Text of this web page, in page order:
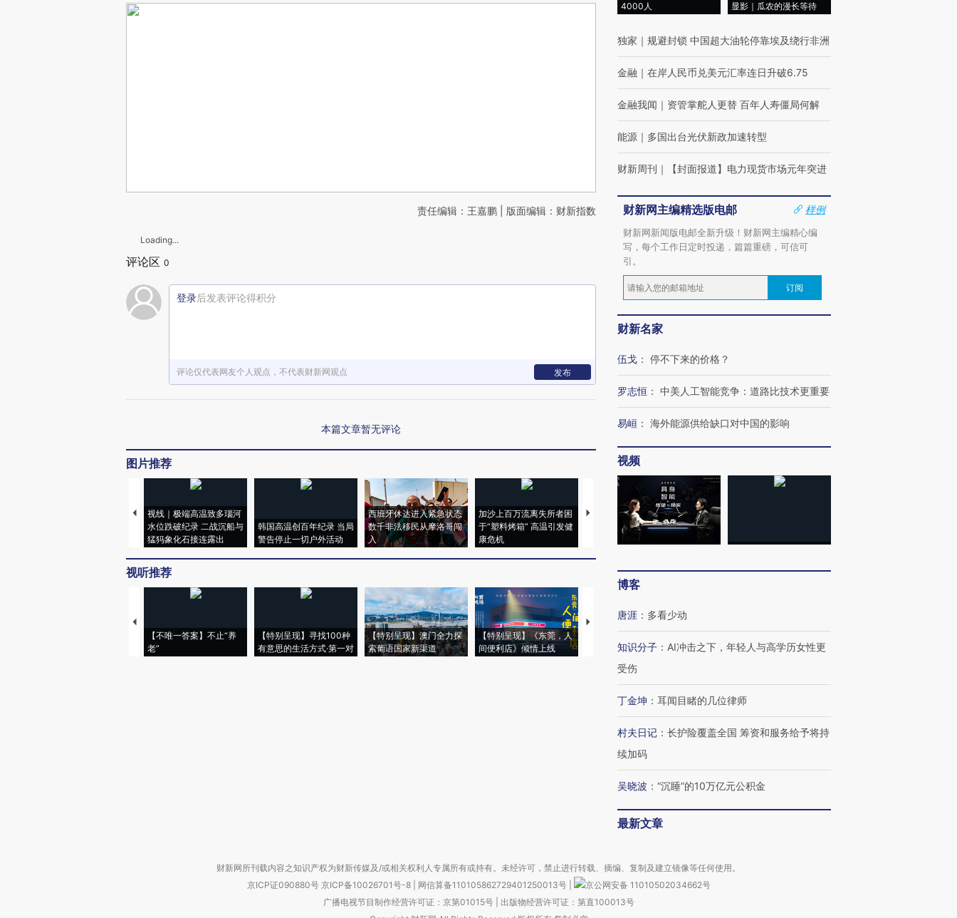
责任编辑：王嘉鹏 | 版面编辑：财新指数
Loading...
评论区 0
登录后发表评论得积分
评论仅代表网友个人观点，不代表财新网观点 发布
本篇文章暂无评论
图片推荐
视线｜极端高温致多瑙河
水位跌破纪录 二战沉船与
猛犸象化石接连露出
韩国高温创百年纪录 当局
警告停止一切户外活动
西班牙休达进入紧急状态
数千非法移民从摩洛哥闯
入
加沙上百万流离失所者困
于“塑料烤箱” 高温引发健
康危机
视线｜HYROX的吸金
术：是什么让中产们甘
心“花钱找虐”？
马航飞行员跨国走私7万
粒摇头丸 尿检体内含3种
育部长拱下台
视听推荐
【不唯一答案】不止“养
老”
【特别呈现】寻找100种
有意思的生活方式·第一对
【特别呈现】澳门全力探
索葡语国家新渠道
【特别呈现】《东莞，人
间便利店》倾情上线
【推广】走进第四届链博
有意思的生活方式·第三对
住三大增长引擎是什么？
4000人
显影｜瓜农的漫长等待
独家 ｜ 规避封锁 中国超大油轮停靠埃及绕行非洲
金融 ｜ 在岸人民币兑美元汇率连日升破6.75
金融我闻 ｜ 资管掌舵人更替 百年人寿僵局何解
能源 ｜ 多国出台光伏新政加速转型
财新周刊 ｜ 【封面报道】电力现货市场元年突进
财新网主编精选版电邮
样例
财新网新闻版电邮全新升级！财新网主编精心编
写，每个工作日定时投递，篇篇重磅，可信可
引。
订阅
财新名家
伍戈 ： 停不下来的价格？
罗志恒 ： 中美人工智能竞争：道路比技术更重要
易峘 ： 海外能源供给缺口对中国的影响
视频
博客
唐涯 ： 多看少动
知识分子 ： AI冲击之下，年轻人与高学历女性更
受伤
丁金坤 ： 耳闻目睹的几位律师
村夫日记 ： 长护险覆盖全国 筹资和服务给予将持
续加码
吴晓波 ： “沉睡”的10万亿元公积金
最新文章
财新网所刊载内容之知识产权为财新传媒及/或相关权利人专属所有或持有。未经许可，禁止进行转载、摘编、复制及建立镜像等任何使用。
京ICP证090880号 京ICP备10026701号-8 网信算备110105862729401250013号
京公网安备 11010502034662号
广播电视节目制作经营许可证：京第01015号| 出版物经营许可证：第直100013号